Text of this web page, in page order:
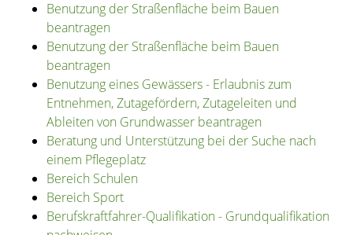
Benutzung der Straßenfläche beim Bauen
beantragen
Benutzung der Straßenfläche beim Bauen
beantragen
Benutzung eines Gewässers - Erlaubnis zum
Entnehmen, Zutagefördern, Zutageleiten und
Ableiten von Grundwasser beantragen
Beratung und Unterstützung bei der Suche nach
einem Pflegeplatz
Bereich Schulen
Bereich Sport
Berufskraftfahrer-Qualifikation - Grundqualifikation